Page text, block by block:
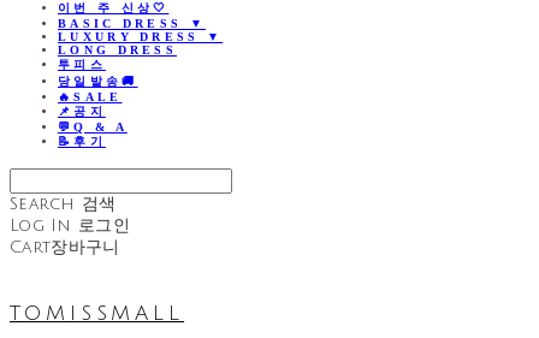
이번 주 신상🤍
BASIC DRESS ▼
LUXURY DRESS ▼
LONG DRESS
투피스
당일발송🚚
🔥SALE
📌공지
💬Q & A
📝후기
Search 검색
Log In 로그인
Cart장바구니
TOMISSMALL